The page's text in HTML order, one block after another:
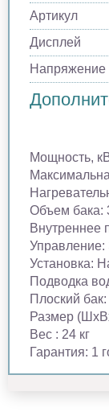
Артикул
Дисплей
Напряжение
Мощность,
Объем бака:
Внутреннее
Управление:
Установка:
Подводка
Плоский
Размер
Вес : 24 кг
Гарантия: 1